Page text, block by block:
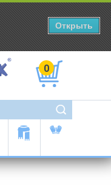
0
Открыть